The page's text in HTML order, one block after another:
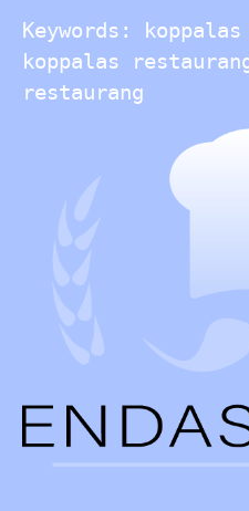
Keywords:
koppalas
restaurang